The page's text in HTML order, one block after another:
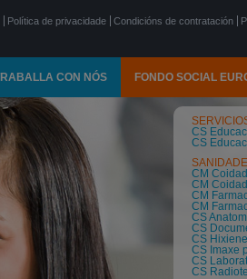
Política de privacidade Condicións de contratación
CON NÓS FONDO SOCIAL
CS
CS
SANIDADE
CM
CM
CM
CM
CS
CS
CS
CS Imaxe
CS
CS